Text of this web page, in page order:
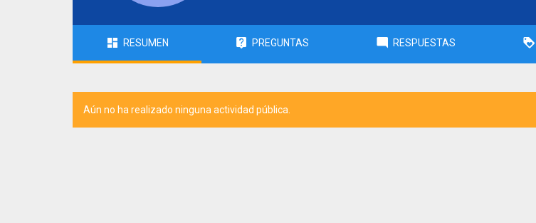
RESUMEN PREGUNTAS RESPUESTAS
Aún no ha realizado ninguna actividad pública.